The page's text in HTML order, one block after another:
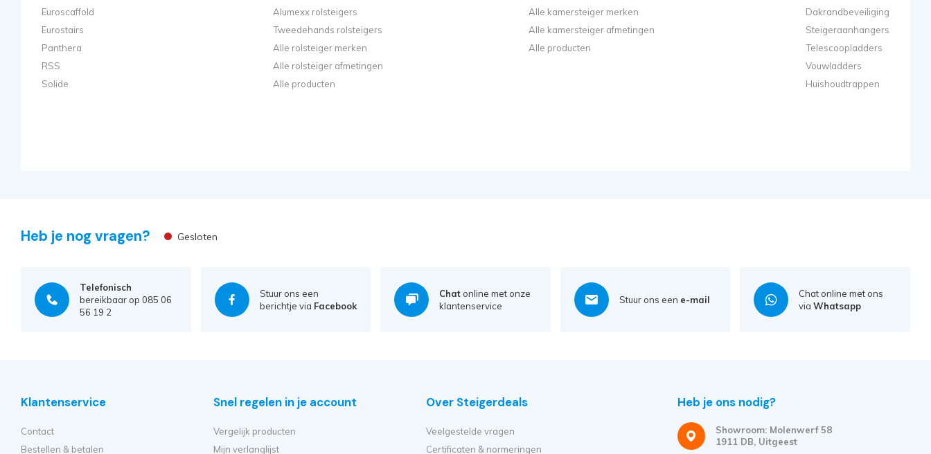
Euroscaffold
Eurostairs
Panthera
RSS
Solide
Alumexx rolsteigers
Tweedehands rolsteigers
Alle rolsteiger merken
Alle rolsteiger afmetingen
Alle producten
Alle kamersteiger merken
Alle kamersteiger afmetingen
Alle producten
Dakrandbeveiliging
Steigeraanhangers
Telescoopladders
Vouwladders
Huishoudtrappen
Heb je nog vragen? Gesloten
Telefonisch
bereikbaar op 085 06
56 19 2
Stuur ons een
berichtje via Facebook
Chat online met onze
klantenservice
Stuur ons een e-mail
Chat online met ons
viaWhatsapp
Klantenservice
Contact
Bestellen & betalen
Snel regelen in je account
Vergelijk producten
Mijn verlanglijst
Over Steigerdeals
Veelgestelde vragen
Certificaten & normeringen
Heb je ons nodig?
Showroom: Molenwerf 58
1911 DB, Uitgeest